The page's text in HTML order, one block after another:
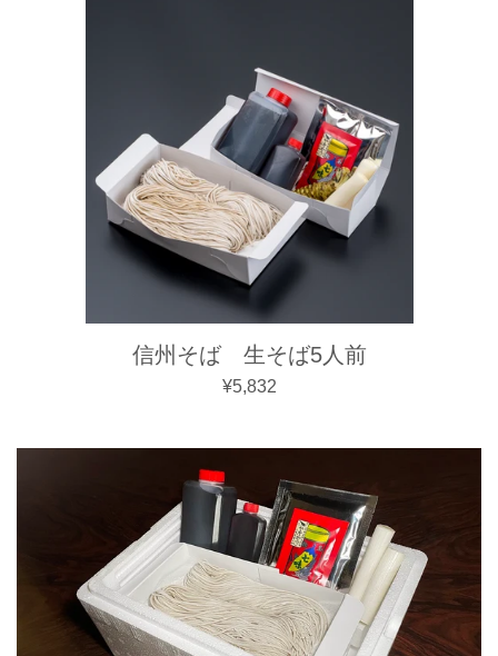
信州そば 生そば5人前
通常価格
¥5,832